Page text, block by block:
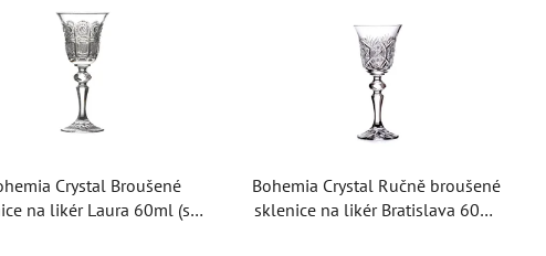
Crystal Broušené
na likér Laura 60ml (set
Bohemia Crystal Ručně broušené
sklenice na likér Bratislava 60ml